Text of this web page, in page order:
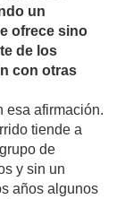
un
ofrece sino
de los
con otras
esa afirmación.
tiende a
de
y sin un
años algunos